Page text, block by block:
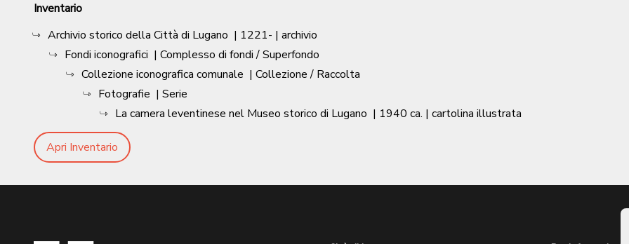
Inventario
Archivio storico della Città di Lugano | 1221- | archivio
Fondi iconografici | Complesso di fondi / Superfondo
Collezione iconografica comunale | Collezione / Raccolta
Fotografie | Serie
La camera leventinese nel Museo storico di Lugano | 1940 ca. | cartolina illustrata
Apri Inventario